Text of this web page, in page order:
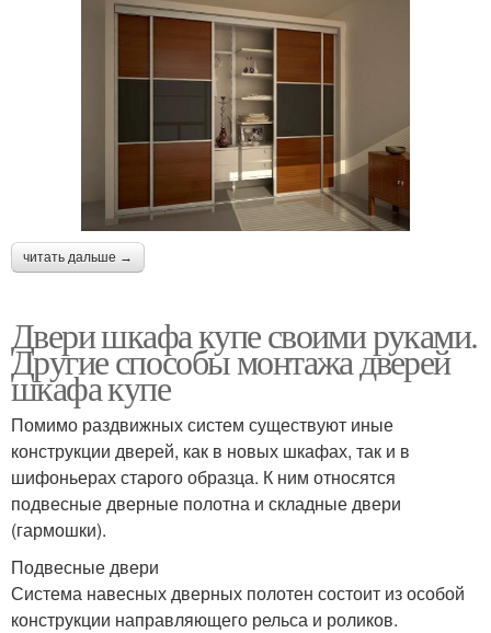
читать дальше →
Двери шкафа купе своими руками.
Другие способы монтажа дверей
шкафа купе
Помимо раздвижных систем существуют иные
конструкции дверей, как в новых шкафах, так и в
шифоньерах старого образца. К ним относятся
подвесные дверные полотна и складные двери
(гармошки).
Подвесные двери
Система навесных дверных полотен состоит из особой
конструкции направляющего рельса и роликов.